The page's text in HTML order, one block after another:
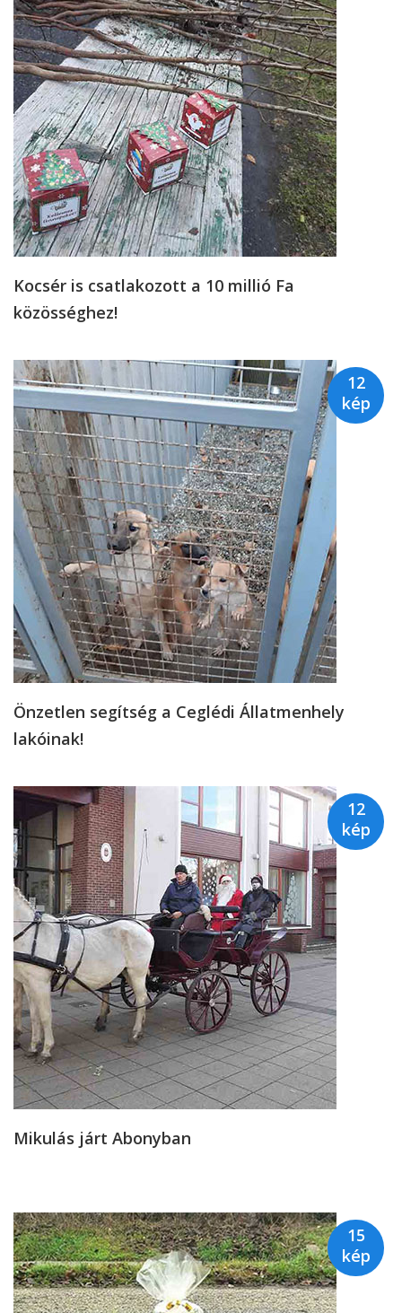
Kocsér is csatlakozott a 10 millió Fa
közösséghez!
Önzetlen segítség a Ceglédi Állatmenhely
lakóinak!
12
kép
Mikulás járt Abonyban
12
kép
15
kép